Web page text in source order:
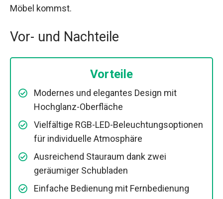
Möbel kommst.
Vor- und Nachteile
Vorteile
Modernes und elegantes Design mit
Hochglanz-Oberfläche
Vielfältige RGB-LED-Beleuchtungsoptionen
für individuelle Atmosphäre
Ausreichend Stauraum dank zwei
geräumiger Schubladen
Einfache Bedienung mit Fernbedienung